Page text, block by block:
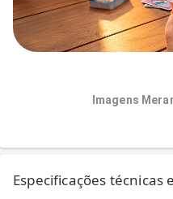
Imagens
Especificações técnicas